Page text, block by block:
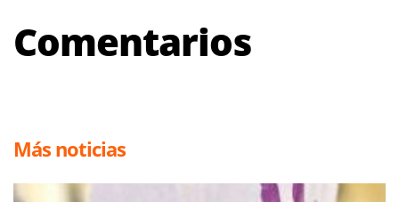
Comentarios
Más noticias